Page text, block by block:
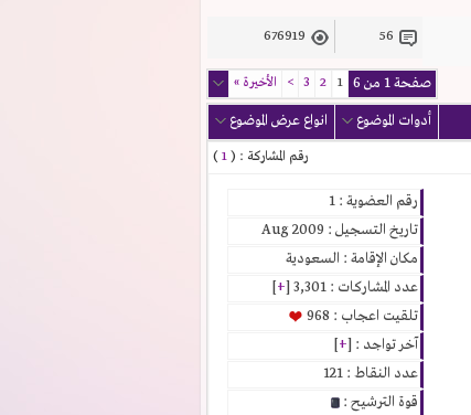
56
676919
صفحة 1 من 6 1
2
3
> الأخيرة »
أدوات الموضوع انواع عرض الموضوع
رقم المشاركة : (1
)
رقم العضوية : 1
تاريخ التسجيل : Aug 2009
مكان الإقامة : السعودية
عدد المشاركات : 3,301 [
+
]
تلقيت اعجاب : 968
آخر تواجد : [+
]
عدد النقاط : 121
قوة الترشيح :